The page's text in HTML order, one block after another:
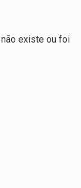
existe ou foi